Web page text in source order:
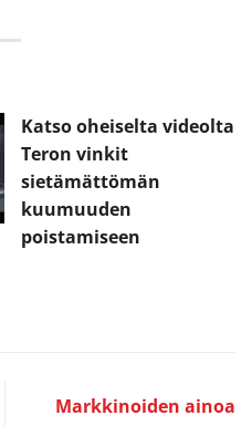
Katso oheiselta videolta
Teron vinkit
sietämättömän
kuumuuden
poistamiseen
Markkinoiden ainoa